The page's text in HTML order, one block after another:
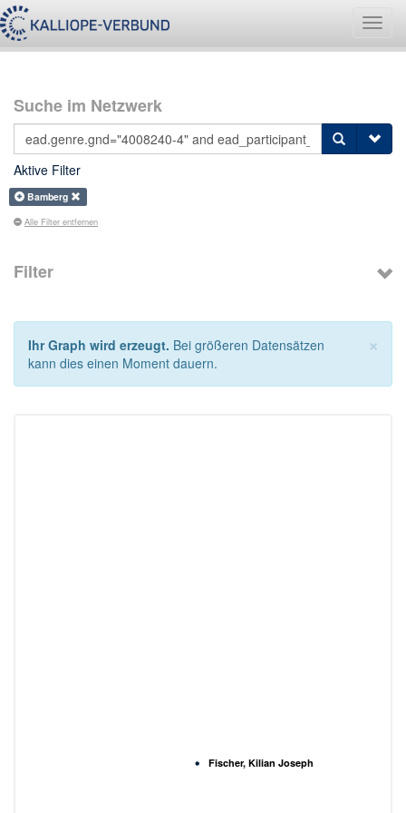
Suche im Netzwerk
Aktive Filter
Bamberg
Alle Filter entfernen
Filter
×
Ihr Graph wird erzeugt. Bei größeren Datensätzen
kann dies einen Moment dauern.
Fischer, Kilian Joseph